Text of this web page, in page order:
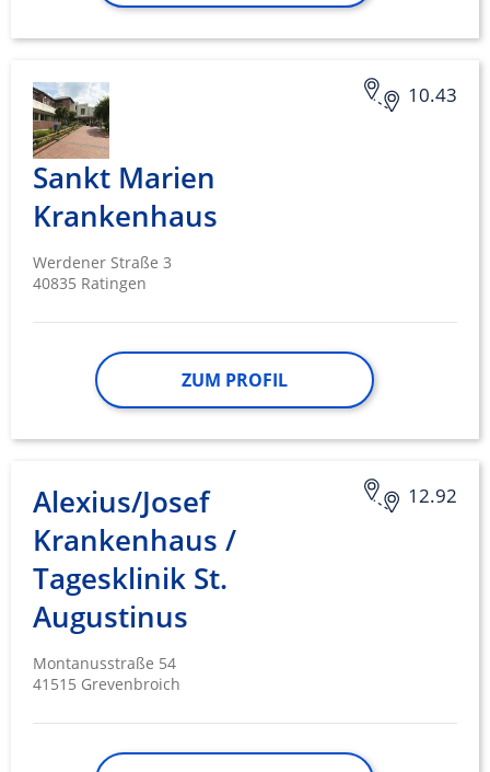
10.43
Sankt Marien
Krankenhaus
Werdener Straße 3
40835 Ratingen
ZUM PROFIL
12.92
Alexius/Josef
Krankenhaus /
Tagesklinik St.
Augustinus
Montanusstraße 54
41515 Grevenbroich